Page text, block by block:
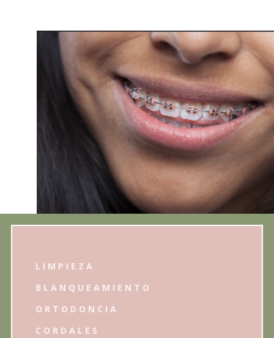
LIMPIEZA
BLANQUEAMIENTO
ORTODONCIA
CORDALES